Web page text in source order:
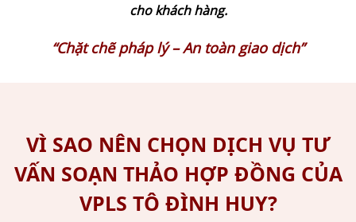
cho khách hàng.
“Chặt chẽ pháp lý – An toàn giao dịch”
VÌ SAO NÊN CHỌN DỊCH VỤ TƯ
VẤN SOẠN THẢO HỢP ĐỒNG CỦA
VPLS TÔ ĐÌNH HUY?